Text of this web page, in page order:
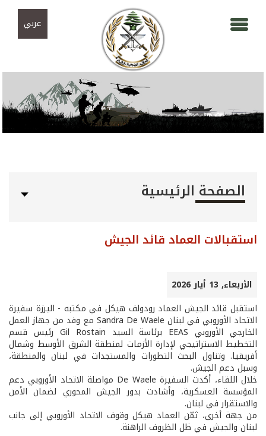
عربي
الصفحة الرئيسية
استقبالات العماد قائد الجيش
الأربعاء, 13 أيار 2026
استقبل قائد الجيش العماد رودولف هيكل في مكتبه - اليرزة سفيرة
الاتحاد الأوروبي في لبنان Sandra De Waele مع وفد من جهاز العمل
الخارجي الأوروبي EEAS برئاسة السيد Gil Rostain رئيس قسم
التخطيط الاستراتيجي لإدارة الأزمات لمنطقة الشرق الأوسط وشمال
أفريقيا. وتناول البحث التطورات والمستجدات في لبنان والمنطقة،
وسبل دعم الجيش.
خلال اللقاء، أكدت السفيرة De Waele مواصلة الاتحاد الأوروبي دعم
المؤسسة العسكرية، وأشادت بدور الجيش المحوري لضمان الأمن
والاستقرار في لبنان.
من جهة أخرى، ثمّن العماد هيكل وقوف الاتحاد الأوروبي إلى جانب
لبنان والجيش في ظل الظروف الراهنة.